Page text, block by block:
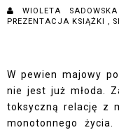
WIOLETA
PREZENTACJA KSIĄŻKI ,
W pewien majowy
nie jest już młoda.
toksyczną relację z
monotonnego